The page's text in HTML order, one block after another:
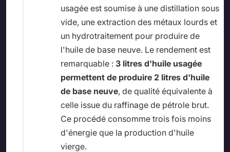
usagée est soumise à une distillation sous
vide, une extraction des métaux lourds et
un hydrotraitement pour produire de
l'huile de base neuve. Le rendement est
remarquable : 3 litres d'huile usagée
permettent de produire 2 litres d'huile
de base neuve, de qualité équivalente à
celle issue du raffinage de pétrole brut.
Ce procédé consomme trois fois moins
d'énergie que la production d'huile
vierge.